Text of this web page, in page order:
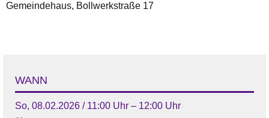
Gemeindehaus, Bollwerkstraße 17
WANN
So, 08.02.2026 / 11:00 Uhr – 12:00 Uhr